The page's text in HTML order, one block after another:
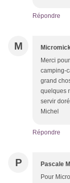
Répondre
M
Merci
camping-
grand
quelques
servir
Michel
Répondre
P Pascale
Pour